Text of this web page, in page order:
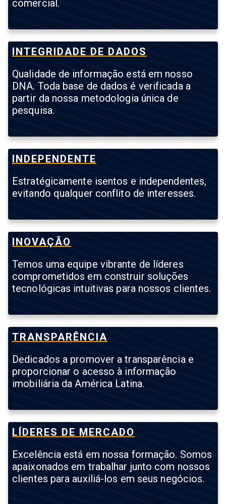
comercial.
INTEGRIDADE DE DADOS
Qualidade de informação está em nosso
DNA. Toda base de dados é verificada a
partir da nossa metodologia única de
pesquisa.
INDEPENDENTE
Estratégicamente isentos e independentes,
evitando qualquer conflito de interesses.
INOVAÇÃO
Temos uma equipe vibrante de líderes
comprometidos em construir soluções
tecnológicas intuitivas para nossos clientes.
TRANSPARÊNCIA
Dedicados a promover a transparência e
proporcionar o acesso à informação
imobiliária da América Latina.
LÍDERES DE MERCADO
Excelência está em nossa formação. Somos
apaixonados em trabalhar junto com nossos
clientes para auxiliá-los em seus negócios.